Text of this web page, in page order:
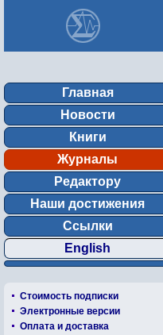
Главная
Новости
Книги
Журналы
Редактору
Наши достижения
Ссылки
English
Стоимость подписки
Электронные версии
Оплата и доставка